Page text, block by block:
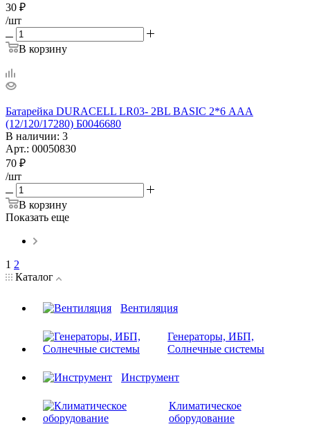
30 ₽
/шт
В корзину
Батарейка DURACELL LR03- 2BL BASIC 2*6 ААА
(12/120/17280) Б0046680
В наличии: 3
Арт.: 00050830
70 ₽
/шт
В корзину
Показать еще
1 2
Каталог
Вентиляция
Генераторы, ИБП,
Солнечные системы
Инструмент
Климатическое
оборудование